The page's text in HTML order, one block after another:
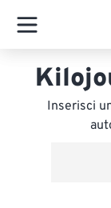
Inserisci